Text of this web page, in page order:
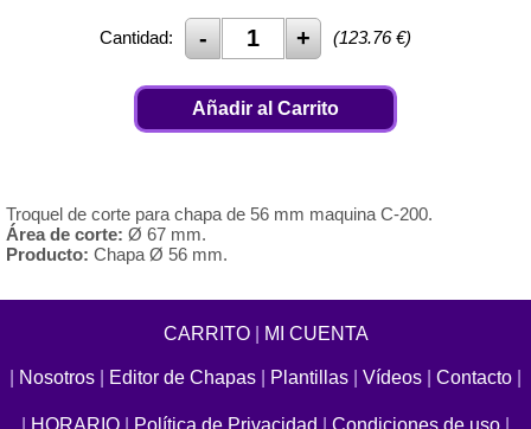
Cantidad: (123.76€)
Añadir al Carrito
Troquel de corte para chapa de 56 mm maquina C-200.
Área de corte: Ø 67 mm.
Producto: Chapa Ø 56 mm.
CARRITO| MI CUENTA
Nosotros Editor de Chapas Plantillas Vídeos Contacto
HORARIO Política de Privacidad Condiciones de uso